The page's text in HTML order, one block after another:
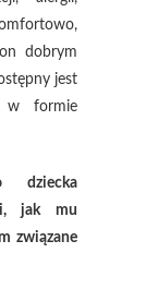
dobrym
jest
w formie
dziecka
jak mu
związane